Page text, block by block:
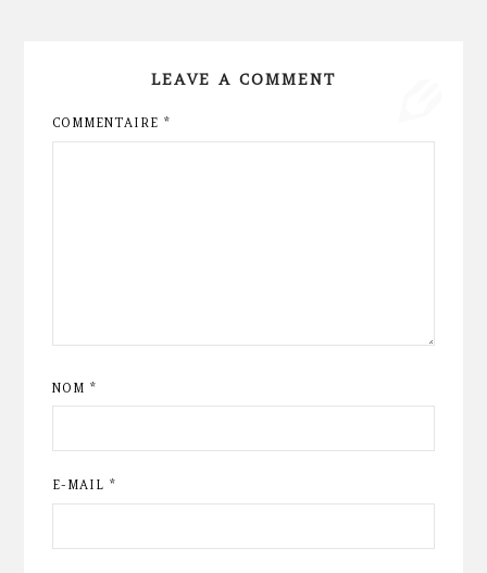
LEAVE A COMMENT
COMMENTAIRE*
NOM*
E-MAIL*